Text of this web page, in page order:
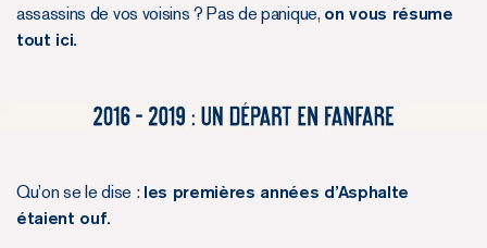
assassins de vos voisins ? Pas de panique, on vous résume
tout ici.
Qu’on se le dise : les premières années d’Asphalte
étaient ouf.